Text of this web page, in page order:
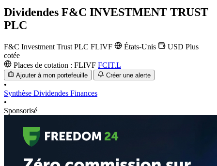
Dividendes F&C INVESTMENT TRUST
PLC
F&C Investment Trust PLC FLIVF États-Unis USD Plus
cotée
Places de cotation : FLIVF FCIT.L
Ajouter à mon portefeuille Créer une alerte
•
Synthèse Dividendes Finances
•
Sponsorisé